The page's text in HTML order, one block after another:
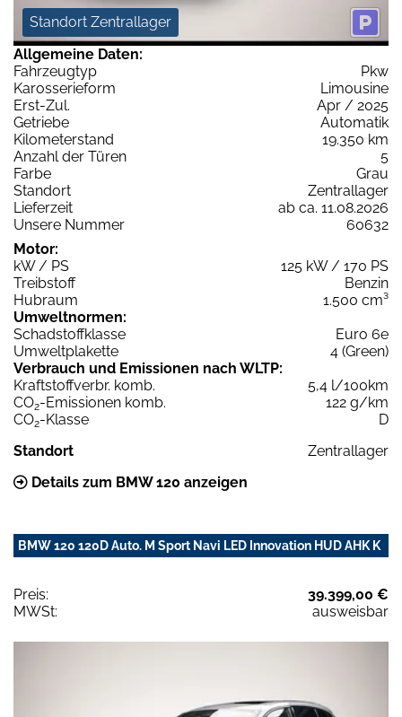
Standort Zentrallager
Allgemeine Daten:
Fahrzeugtyp
Pkw
Karosserieform
Limousine
Erst-Zul.
Apr / 2025
Getriebe
Automatik
Kilometerstand
19.350 km
Anzahl der Türen
5
Farbe
Grau
Standort
Zentrallager
Lieferzeit
ab ca. 11.08.2026
Unsere Nummer
60632
Motor:
kW / PS
125 kW / 170 PS
Treibstoff
Benzin
Hubraum
1.500 cm³
Umweltnormen:
Schadstoffklasse
Euro 6e
Umweltplakette
4 (Green)
Verbrauch und Emissionen nach WLTP:
Kraftstoffverbr. komb.
5,4 l/100km
CO2-Emissionen komb.
122 g/km
CO2-Klasse
D
Standort
Zentrallager
Details zum BMW 120 anzeigen
BMW 120 120D Auto. M Sport Navi LED Innovation HUD AHK K
Preis:
39.399,00 €
MWSt:
ausweisbar